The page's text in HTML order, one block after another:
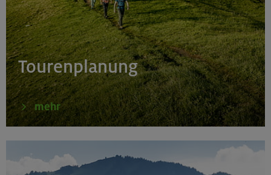
Tourenplanung
mehr